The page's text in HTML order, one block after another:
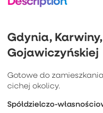
Gdynia,
Gojawiczyńskiej
Gotowe do
cichej okolicy.
Spółdzielczo-